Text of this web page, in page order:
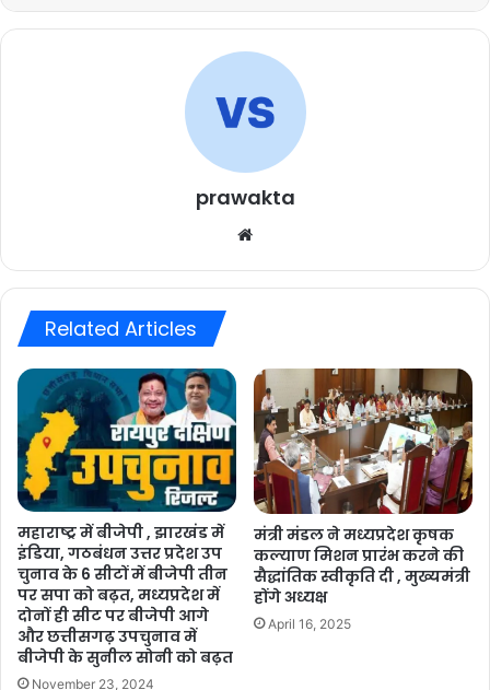
prawakta
Related Articles
महाराष्ट्र में बीजेपी , झारखंड में
इंडिया, गठबंधन उत्तर प्रदेश उप
चुनाव के 6 सीटों में बीजेपी तीन
पर सपा को बढ़त, मध्यप्रदेश में
दोनों ही सीट पर बीजेपी आगे
और छत्तीसगढ़ उपचुनाव में
बीजेपी के सुनील सोनी को बढ़त
November 23, 2024
मंत्री मंडल ने मध्यप्रदेश कृषक
कल्याण मिशन प्रारंभ करने की
सैद्धांतिक स्वीकृति दी , मुख्यमंत्री
होंगे अध्यक्ष
April 16, 2025